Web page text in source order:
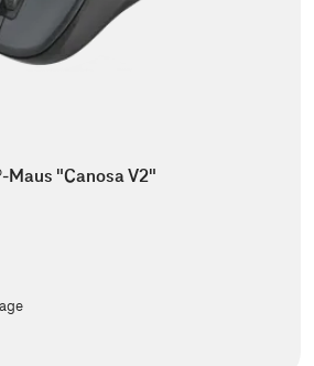
"Canosa V2"